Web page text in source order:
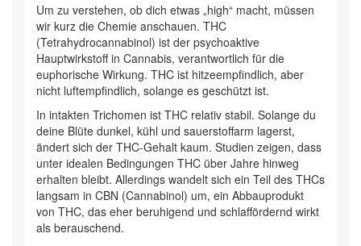
Um zu verstehen, ob dich etwas „high“ macht, müssen
wir kurz die Chemie anschauen. THC
(Tetrahydrocannabinol) ist der psychoaktive
Hauptwirkstoff in Cannabis, verantwortlich für die
euphorische Wirkung. THC ist hitzeempfindlich, aber
nicht luftempfindlich, solange es geschützt ist.
In intakten Trichomen ist THC relativ stabil. Solange du
deine Blüte dunkel, kühl und sauerstoffarm lagerst,
ändert sich der THC-Gehalt kaum. Studien zeigen, dass
unter idealen Bedingungen THC über Jahre hinweg
erhalten bleibt. Allerdings wandelt sich ein Teil des THCs
langsam in CBN (Cannabinol) um, ein Abbauprodukt
von THC, das eher beruhigend und schlaffördernd wirkt
als berauschend.